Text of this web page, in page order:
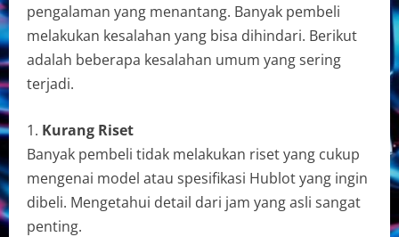
pengalaman yang menantang. Banyak pembeli
melakukan kesalahan yang bisa dihindari. Berikut
adalah beberapa kesalahan umum yang sering
terjadi.
Kurang Riset
Banyak pembeli tidak melakukan riset yang cukup
mengenai model atau spesifikasi Hublot yang ingin
dibeli. Mengetahui detail dari jam yang asli sangat
penting.